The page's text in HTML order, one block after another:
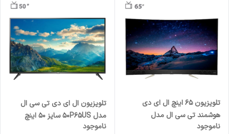
تلویزیون 65 اینچ ال ای دی
هوشمند تی سی ال مدل
65X3CUS
ناموجود
تلویزیون ال ای دی تی سی ال
مدل 50P65US سایز 50 اینچ
ناموجود